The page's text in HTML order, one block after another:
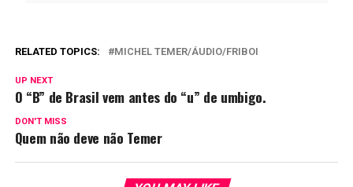
RELATED TOPICS: MICHEL TEMER/ÁUDIO/FRIBOI
UP NEXT
O “B” de Brasil vem antes do “u” de umbigo.
DON'T MISS
Quem não deve não Temer